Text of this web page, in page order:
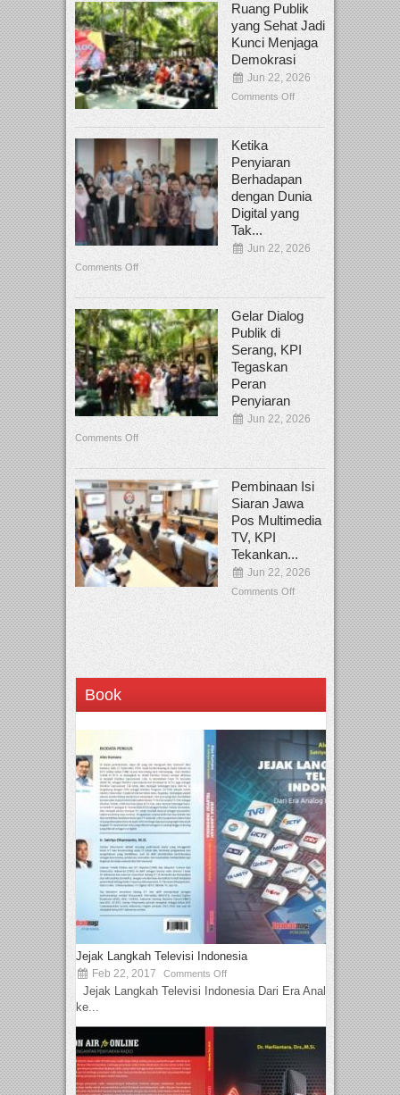
Ruang Publik
yang Sehat Jadi
Kunci Menjaga
Demokrasi
Jun 22, 2026
Comments Off
Ketika
Penyiaran
Berhadapan
dengan Dunia
Digital yang
Tak...
Jun 22, 2026
Comments Off
Gelar Dialog
Publik di
Serang, KPI
Tegaskan
Peran
Penyiaran
Jun 22, 2026
Comments Off
Pembinaan Isi
Siaran Jawa
Pos Multimedia
TV, KPI
Tekankan...
Jun 22, 2026
Comments Off
Book
Jejak Langkah Televisi Indonesia
Feb 22, 2017 Comments Off
Jejak Langkah Televisi Indonesia Dari Era Analog
ke...